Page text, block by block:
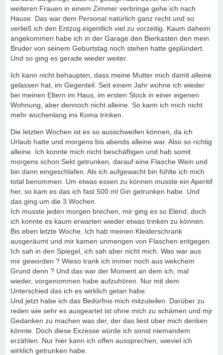
weiteren Frauen in einem Zimmer verbringe gehe ich nach
Hause. Das war dem Personal natürlich ganz recht und so
verließ ich den Entzug eigentlich viel zu vorzeitig. Kaum daheim
angekommen habe ich in der Garage den Bierkasten den mein
Bruder von seinem Geburtstag noch stehen hatte geplündert.
Und so ging es gerade wieder weiter.
Ich kann nicht behaupten, dass meine Mutter mich damit alleine
gelassen hat, im Gegenteil. Seit einem Jahr wohne ich wieder
bei meinen Eltern im Haus, im ersten Stock in einer eigenen
Wohnung, aber dennoch nicht alleine. So kann ich mich nicht
mehr wochenlang ins Koma trinken.
Die letzten Wochen ist es so ausschweifen können, da ich
Urlaub hatte und morgens bis abends alleine war. Also so richtig
alleine. Ich konnte mich nicht beschäftigen und hab somit
morgens schon Sekt getrunken, darauf eine Flasche Wein und
bin dann eingeschlafen. Als ich aufgewacht bin fühlte ich mich
total benommen. Um etwas essen zu können musste ein Aperitif
her, so kam es das ich fast 500 ml Gin getrunken habe. Und
das ging um die 3 Wochen.
Ich musste jeden morgen brechen, mir ging es so Elend, doch
ich konnte es kaum erwarten wieder etwas trinken zu können.
Bis eben letzte Woche. Ich hab meinen Kleiderschrank
ausgeräumt und mir kamen unmengen von Flaschen entgegen.
Ich sah in den Spiegel, ich sah aber nicht mich. Was war aus
mir geworden ? Wieso trank ich immer noch aus wekchem
Grund denn ? Und das war der Moment an dem ich, mal
wieder, vorgenommen habe aufzuhören. Nur mit dem
Unterschied das ich es wirklich getan habe.
Und jetzt habe ich das Bedürfnis mich mitzuteilen. Darüber zu
reden wie sehr es ausgeartet ist ohne mich zu schämen und mjr
Gedanken zu machen was der, der das liest über mich denken
könnte. Doch diese Exzesse würde ich sonst niemandem
erzählen. Nur hier kann ich offen aussprechen, wieviel ich
wirklich getrunken habe.